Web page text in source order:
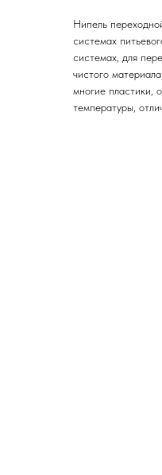
Нипель
системах
системах, для
чистого
многие пластики,
температуры,